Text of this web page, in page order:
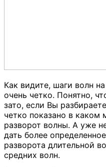
Как видите, шаги волн
очень четко. Понятно,
зато, если Вы
четко показано в каком
разворот волны. А уже
дать более
разворота длительной
средних волн.